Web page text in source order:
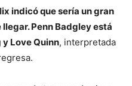
indicó que sería un gran
Penn Badgley está
Love Quinn, interpretada